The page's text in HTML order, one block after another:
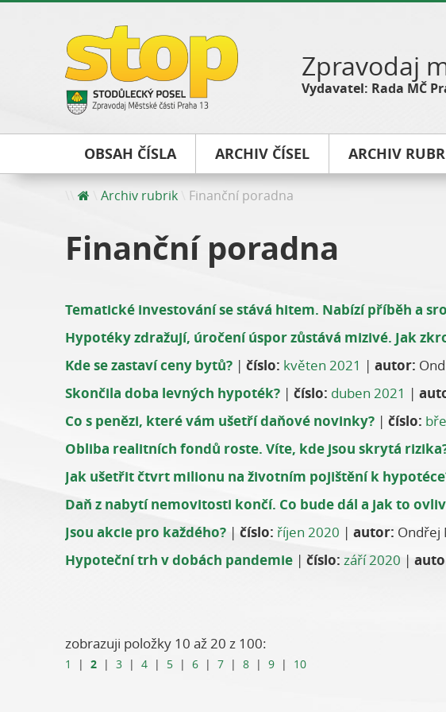
Zpravodaj
Vydavatel: Rada MČ
OBSAH ČÍSLA ARCHIV ČÍSEL ARCHIV
Archiv rubrik Finanční poradna
Finanční poradna
Tematické investování se stává hitem. Nabízí příběh a
Hypotéky zdražují, úročení úspor zůstává mizivé. Jak
Kde se zastaví ceny bytů? | číslo: květen 2021 | autor:
Skončila doba levných hypoték? | číslo: duben 2021 |
Co s penězi, které vám ušetří daňové novinky? | číslo:
Obliba realitních fondů roste. Víte, kde jsou skrytá
Jak ušetřit čtvrt milionu na životním pojištění k
Daň z nabytí nemovitosti končí. Co bude dál a jak to
Jsou akcie pro každého? | číslo: říjen 2020 | autor: Ondřej
Hypoteční trh v dobách pandemie | číslo: září 2020 |
zobrazuji položky 10 až 20 z 100:
1 | 2 | 3 | 4 | 5 | 6 | 7 | 8 | 9 | 10